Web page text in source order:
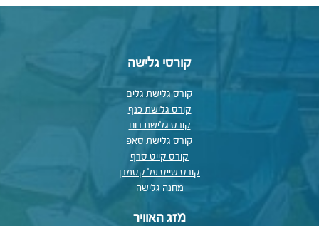
קורסי גלישה
קורס גלישת גלים
קורס גלישת כנף
קורס גלישת רוח
קורס גלישת סאפ
קורס קייט סרף
קורס שייט על קטמרן
מחנה גלישה
מזג האוויר